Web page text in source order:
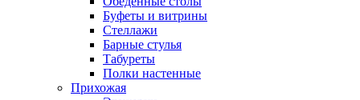
Буфеты и витрины
Стеллажи
Барные стулья
Табуреты
Полки настенные
Прихожая